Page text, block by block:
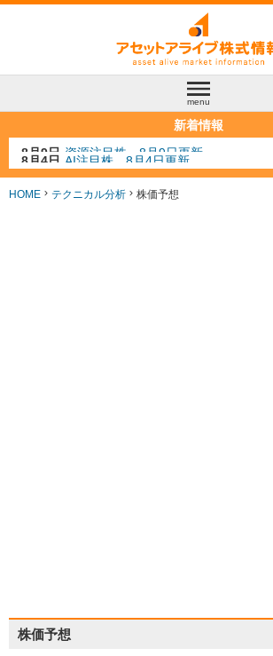
menu
新着情報
8月4日 AI注目株 8月4日更新
8月3日 人気業種注目株 8月3日更新
8月2日 金融注目株 8月2日更新
HOME テクニカル分析 株価予想
株価予想